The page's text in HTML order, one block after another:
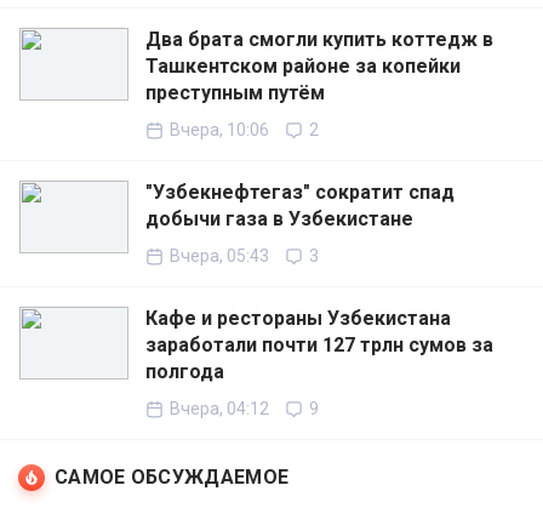
Два брата смогли купить коттедж в
Ташкентском районе за копейки
преступным путём
Вчера, 10:06 2
"Узбекнефтегаз" сократит спад
добычи газа в Узбекистане
Вчера, 05:43 3
Кафе и рестораны Узбекистана
заработали почти 127 трлн сумов за
полгода
Вчера, 04:12 9
САМОЕ ОБСУЖДАЕМОЕ